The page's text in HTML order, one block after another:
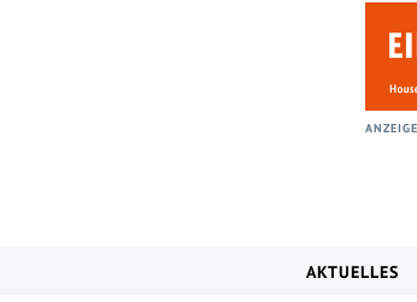
ANZEIGE
AKTUELLES